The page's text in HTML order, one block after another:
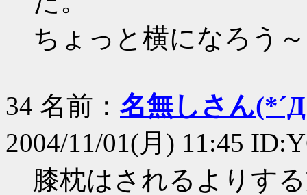
ちょっと横になろう
34 名前： 名無しさん
2004/11/01(月) 11:45
膝枕はされるよりす